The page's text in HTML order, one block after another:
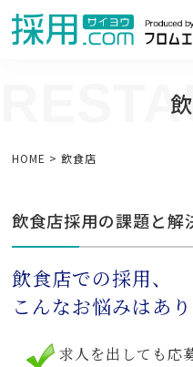
HOME >飲食店
飲食店採用の課題と解
飲食店での採用、
こんなお悩みはあ
求人を出しても応